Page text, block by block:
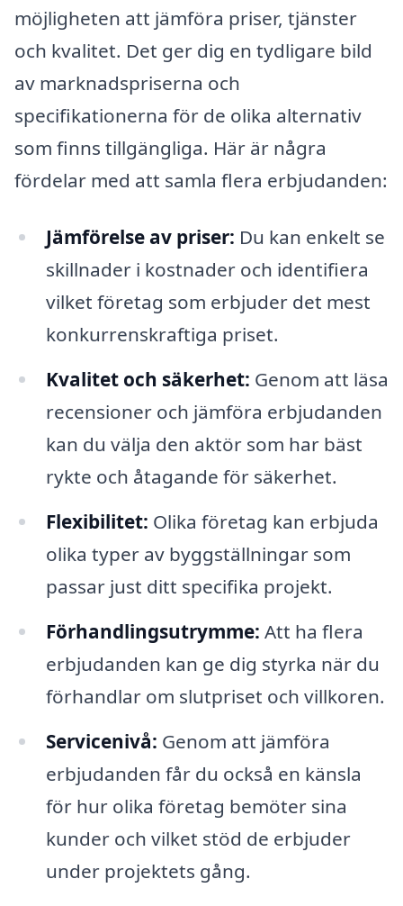
möjligheten att jämföra priser, tjänster
och kvalitet. Det ger dig en tydligare bild
av marknadspriserna och
specifikationerna för de olika alternativ
som finns tillgängliga. Här är några
fördelar med att samla flera erbjudanden:
Jämförelse av priser: Du kan enkelt se
skillnader i kostnader och identifiera
vilket företag som erbjuder det mest
konkurrenskraftiga priset.
Kvalitet och säkerhet: Genom att läsa
recensioner och jämföra erbjudanden
kan du välja den aktör som har bäst
rykte och åtagande för säkerhet.
Flexibilitet: Olika företag kan erbjuda
olika typer av byggställningar som
passar just ditt specifika projekt.
Förhandlingsutrymme: Att ha flera
erbjudanden kan ge dig styrka när du
förhandlar om slutpriset och villkoren.
Servicenivå: Genom att jämföra
erbjudanden får du också en känsla
för hur olika företag bemöter sina
kunder och vilket stöd de erbjuder
under projektets gång.